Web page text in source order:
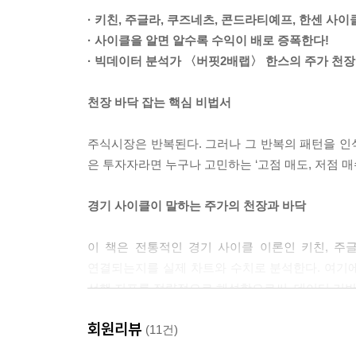
다. 어쩌면 2020년의 반감기 6개월 후 전고점 돌
---「4장 코인 천장 바닥 잡기」중에서
그래서 3년~4년 주기의 키친 사이클 중에서 진바
---「5장 개별주·위험주·레버리지 천장 바닥 잡기
개발된다. 이는 주가의 장기 상승을 불러일으킨다
도 신기술을 개발할 수 있다.
언하여 관세를 3개월간 일시적으로 내렸다. 이유
· 키친, 주글라, 쿠즈네츠, 콘드라티예프, 한센 사이
· 사이클을 알면 알수록 수익이 배로 증폭한다!
· 빅데이터 분석가 〈버핏2배랩〉 한스의 주가 천
천장 바닥 잡는 핵심 비법서
주식시장은 반복된다. 그러나 그 반복의 패턴을
은 투자자라면 누구나 고민하는 ‘고점 매도, 저점
경기 사이클이 말하는 주가의 천장과 바닥
이 책은 전통적인 경기 사이클 이론인 키친, 주
선행 지표를 정량적으로 해석함으로써, 데이터 기
단순 이론이 아닌 실전 매매 비법
회원리뷰 (11건)